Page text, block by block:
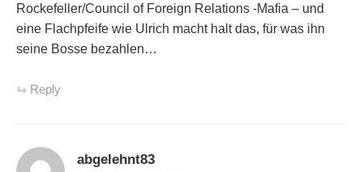
Rockefeller/Council of Foreign Relations -Mafia – und
eine Flachpfeife wie Ulrich macht halt das, für was ihn
seine Bosse bezahlen…
Reply
abgelehnt83